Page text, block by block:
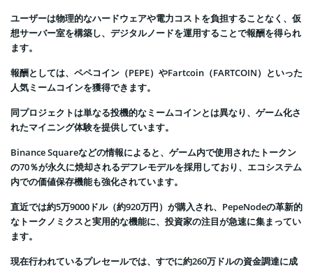
ユーザーは物理的なハードウェアや電力コストを負担することなく、仮
想サーバー室を構築し、デジタルノードを運用することで報酬を得られ
ます。
報酬としては、ペペコイン（PEPE）やFartcoin（FARTCOIN）といった
人気ミームコインを獲得できます。
同プロジェクトは単なる投機的なミームコインとは異なり、ゲーム化さ
れたマイニング体験を提供しています。
Binance Squareなどの情報によると、ゲーム内で使用されたトークン
の70％が永久に焼却されるデフレモデルを採用しており、エコシステム
内での価値保存機能も強化されています。
直近では約5万9000ドル（約920万円）が購入され、PepeNodeの革新的
なトークノミクスと実用的な機能に、投資家の注目が急速に集まってい
ます。
現在行われているプレセールでは、すでに約260万ドルの資金調達に成